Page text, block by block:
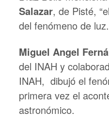
Salazar, de Pisté,
del fenómeno de luz.
Miguel Angel
del INAH y
INAH, dibujó el
primera vez el
astronómico.